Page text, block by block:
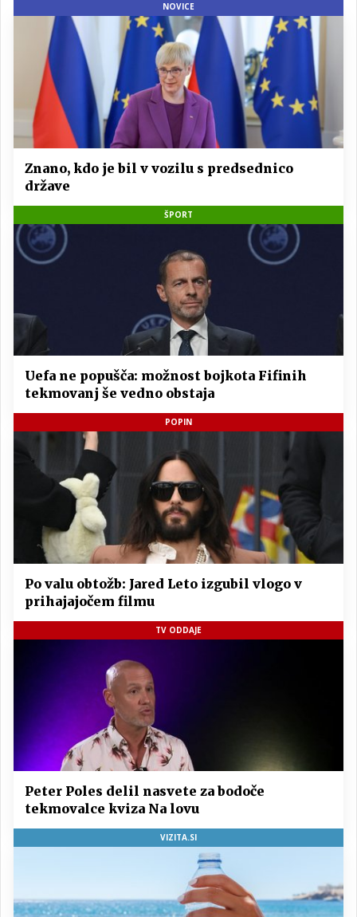
NOVICE
Znano, kdo je bil v vozilu s predsednico
države
ŠPORT
Uefa ne popušča: možnost bojkota Fifinih
tekmovanj še vedno obstaja
POPIN
Po valu obtožb: Jared Leto izgubil vlogo v
prihajajočem filmu
TV ODDAJE
Peter Poles delil nasvete za bodoče
tekmovalce kviza Na lovu
VIZITA.SI